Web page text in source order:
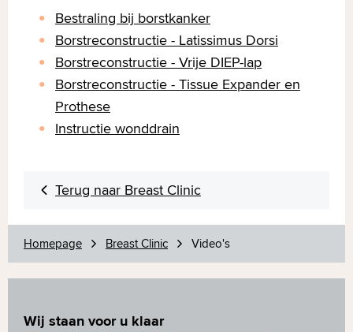
Bestraling bij borstkanker
Borstreconstructie - Latissimus Dorsi
Borstreconstructie - Vrije DIEP-lap
Borstreconstructie - Tissue Expander en
Prothese
Instructie wonddrain
Terug naar Breast Clinic
Homepage Breast Clinic Video's
Wij staan voor u klaar